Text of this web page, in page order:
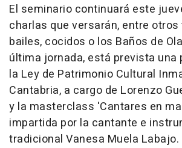
El seminario continuará este
charlas que versarán, entre
bailes, cocidos o los Baños de
última jornada, está prevista una
la Ley de Patrimonio Cultural
Cantabria, a cargo de Lorenzo
y la masterclass 'Cantares en
impartida por la cantante e
tradicional Vanesa Muela Labajo.